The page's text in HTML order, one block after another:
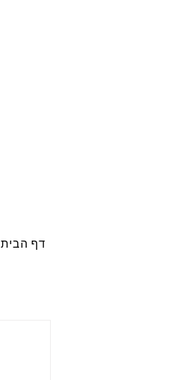
דף הבית